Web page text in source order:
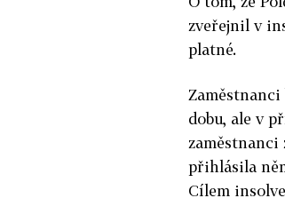
zveřejnil v
platné.
dobu, ale v
přihlásila
Cílem